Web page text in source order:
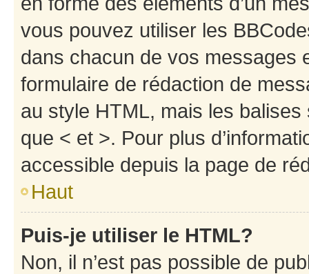
vous pouvez utiliser les
dans chacun de vos messages
formulaire de rédaction de
au style HTML, mais les
que < et >. Pour plus
accessible depuis la page de
Haut
Puis-je utiliser le HTML?
Non, il n’est pas possible de